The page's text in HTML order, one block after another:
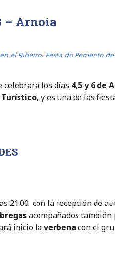
– Arnoia
el Ribeiro, Festa do Pemento
celebrará los días 4,5 y 6 de
Turístico, y es una de las
21.00 con la recepción de
acompañados
inicio laverbena con el